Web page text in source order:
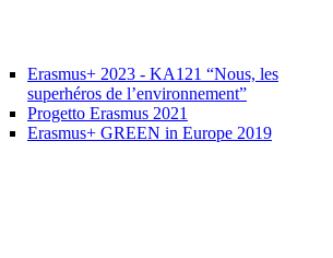
Erasmus+ 2023 - KA121 “Nous, les
superhéros de l’environnement”
Progetto Erasmus 2021
Erasmus+ GREEN in Europe 2019